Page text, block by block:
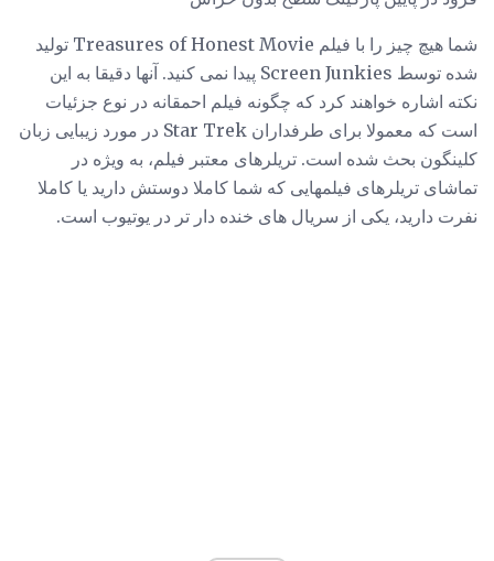
شما هیچ چیز را با فیلم Treasures of Honest Movie تولید
شده توسط Screen Junkies پیدا نمی کنید. آنها دقیقا به این
نکته اشاره خواهند کرد که چگونه فیلم احمقانه در نوع جزئیات
است که معمولا برای طرفداران Star Trek در مورد زیبایی زبان
کلینگون بحث شده است. تریلرهای معتبر فیلم، به ویژه در
تماشای تریلرهای فیلمهایی که شما کاملا دوستش دارید یا کاملا
نفرت دارید، یکی از سریال های خنده دار تر در یوتیوب است.